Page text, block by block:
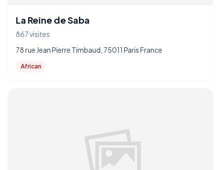
La Reine de Saba
867 visites
78 rue Jean Pierre Timbaud, 75011 Paris France
African